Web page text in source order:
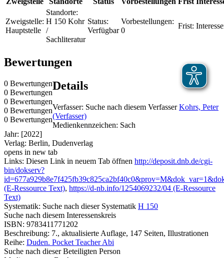
Zweigstelle:
Hauptstelle
Standorte:
H 150 Kohr
/
Sachliteratur
Status:
Verfügbar
Vorbestellungen:
0
Frist:
Bewertungen
0 Bewertungen
0 Bewertungen
0 Bewertungen
0 Bewertungen
0 Bewertungen
Details
Verfasser: Suche nach diesem Verfasser Kohrs, Peter
(Verfasser)
Medienkennzeichen: Sach
Jahr: [2022]
Verlag: Berlin, Dudenverlag
opens in new tab
Links: Diesen Link in neuem Tab öffnen http://deposit.dnb.de/cgi-
bin/dokserv?
(E-Ressource Text), https://d-nb.info/1254069232/04 (E-Ressource
Text)
Systematik: Suche nach dieser Systematik H 150
Suche nach diesem Interessenskreis
ISBN: 9783411771202
Beschreibung: 7., aktualisierte Auflage, 147 Seiten, Illustrationen
Reihe: Duden. Pocket Teacher Abi
Suche nach dieser Beteiligten Person